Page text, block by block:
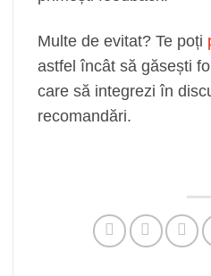
Multe de evitat? Te poți
astfel încât să găsești
care să integrezi în
recomandări.